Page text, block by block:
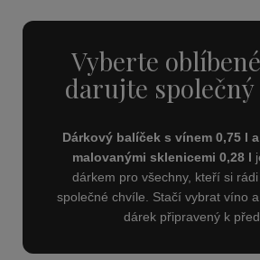
Vyberte
darujte společný
Dárkový balíček s vínem 0,75 l
malovanými sklenicemi 0,28 l
dárkem pro všechny, kteří si
společné chvíle. Stačí vybrat víno
dárek připravený k